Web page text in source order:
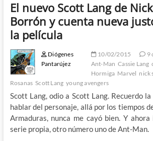
El nuevo Scott Lang de
Borrón y cuenta nueva
la película
Diógenes
Pantarújez
10/02/2015
9
Ant-Man Cassie Lang
Hormiga Marvel nick
Rosanas Scott Lang young avengers
Scott Lang, odio a Scott Lang. Recuerdo
hablar del personaje, allá por los tiempos
Armaduras, nunca me cayó bien. Y
serie propia, otro número uno de Ant-Man.